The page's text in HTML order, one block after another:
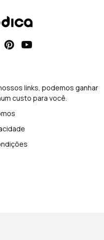
links, podemos ganhar
custo para você.